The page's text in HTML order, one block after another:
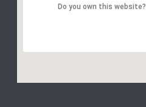
Do you own this website?